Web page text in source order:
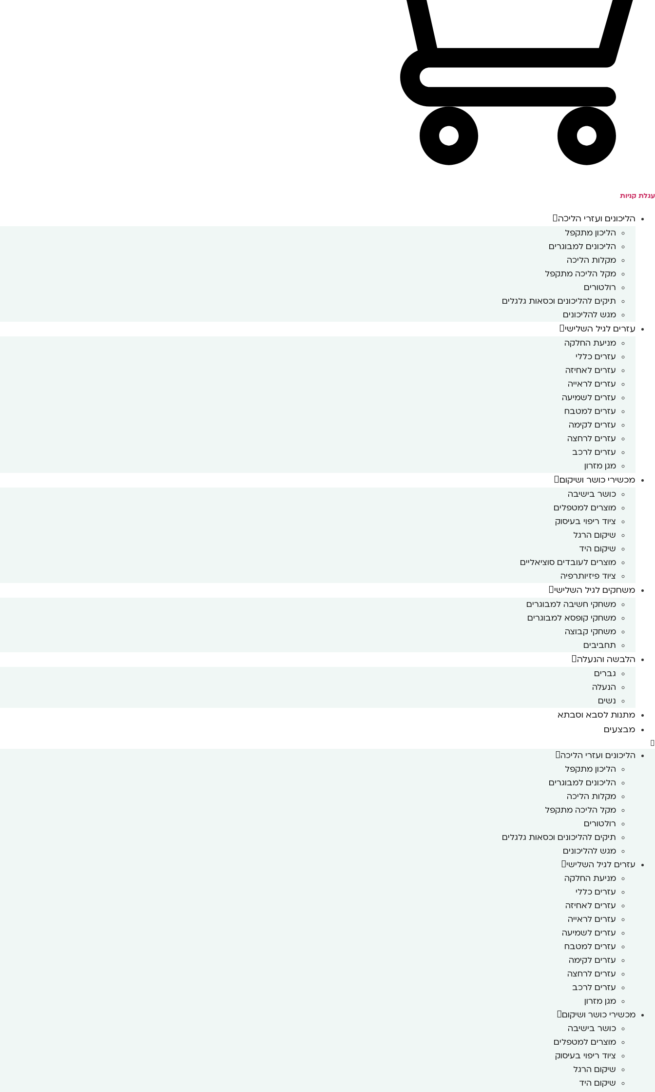
עגלת קניות
הליכונים ועזרי הליכה
הליכון מתקפל
הליכונים למבוגרים
מקלות הליכה
מקל הליכה מתקפל
רולטורים
תיקים להליכונים וכסאות גלגלים
מגש להליכונים
עזרים לגיל השלישי
מניעת החלקה
עזרים כללי
עזרים לאחיזה
עזרים לראייה
עזרים לשמיעה
עזרים למטבח
עזרים לקימה
עזרים לרחצה
עזרים לרכב
מגן מזרון
מכשירי כושר ושיקום
כושר בישיבה
מוצרים למטפלים
ציוד ריפוי בעיסוק
שיקום הרגל
שיקום היד
מוצרים לעובדים סוציאליים
ציוד פיזיותרפיה
משחקים לגיל השלישי
משחקי חשיבה למבוגרים
משחקי קופסא למבוגרים
משחקי קבוצה
תחביבים
הלבשה והנעלה
גברים
הנעלה
נשים
מתנות לסבא וסבתא
מבצעים
הליכונים ועזרי הליכה
הליכון מתקפל
הליכונים למבוגרים
מקלות הליכה
מקל הליכה מתקפל
רולטורים
תיקים להליכונים וכסאות גלגלים
מגש להליכונים
עזרים לגיל השלישי
מניעת החלקה
עזרים כללי
עזרים לאחיזה
עזרים לראייה
עזרים לשמיעה
עזרים למטבח
עזרים לקימה
עזרים לרחצה
עזרים לרכב
מגן מזרון
מכשירי כושר ושיקום
כושר בישיבה
מוצרים למטפלים
ציוד ריפוי בעיסוק
שיקום הרגל
שיקום היד